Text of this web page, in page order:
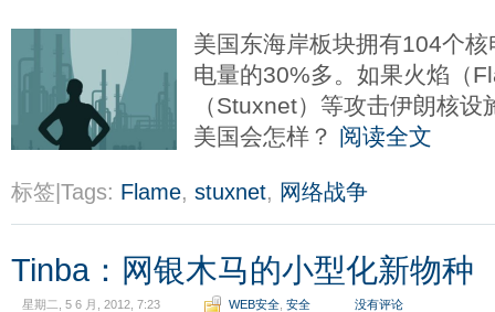
美国东海岸板块拥有104个
电量的30%多。如果火焰（
（Stuxnet）等攻击伊朗核
美国会怎样？ 阅读全文
标签|Tags: Flame, stuxnet, 网络战争
Tinba：网银木马的小型化新物种
星期二, 5 6 月, 2012, 7:23 WEB安全 安全 没有评论